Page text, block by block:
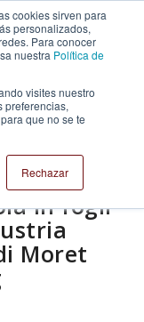
cookies sirven para
personalizados,
Para conocer
nuestra Política de
visites nuestro
preferencias,
que no se te
Rechazar
in fogli
Moret